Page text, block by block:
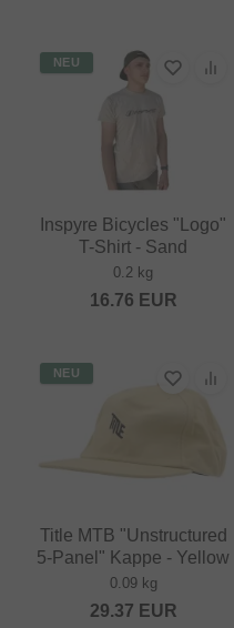
NEU
Inspyre Bicycles "Logo"
T-Shirt - Sand
0.2 kg
16.76 EUR
NEU
Title MTB "Unstructured
5-Panel" Kappe - Yellow
0.09 kg
29.37 EUR